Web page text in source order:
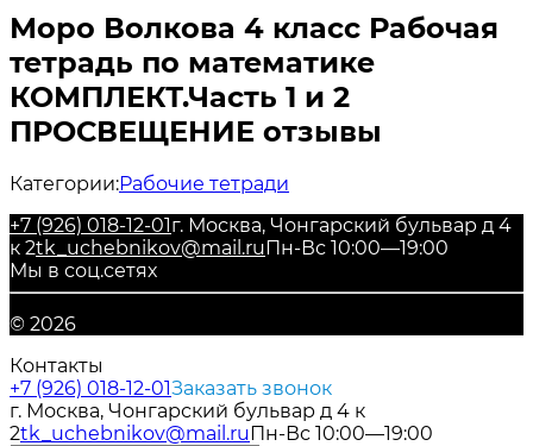
Моро Волкова 4 класс Рабочая
тетрадь по математике
КОМПЛЕКТ.Часть 1 и 2
ПРОСВЕЩЕНИЕ отзывы
Категории:Рабочие тетради
+7 (926) 018-12-01г. Москва, Чонгарский бульвар д 4
к 2tk_uchebnikov@mail.ruПн-Вс 10:00—19:00
Мы в соц.сетях
© 2026
Контакты
+7 (926) 018-12-01Заказать звонок
г. Москва, Чонгарский бульвар д 4 к
2tk_uchebnikov@mail.ruПн-Вс 10:00—19:00